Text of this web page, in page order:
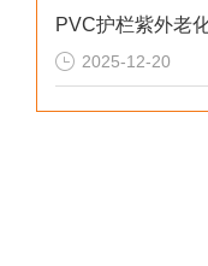
2025-12-20